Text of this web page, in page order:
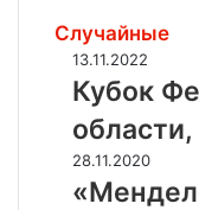
Случайные
К
у
о
к
Ф
13.11.2022
Кубок
«
М
28.11.2020